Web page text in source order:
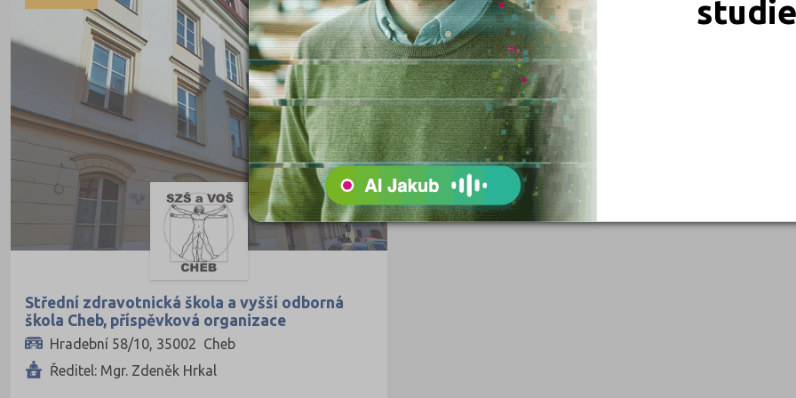
Blansko (1)
Brno-město (9)
Břeclav (1)
Česká Lípa (1)
České Budějovice (5)
Děčín (2)
Domažlice (1)
Pedagogické
Informatické
Grafické
Hotelnictví a cestovní ruch
Humanitní
Obchod, podnikání, služby
Právní
Sportovní
Technické
Střední zdravotnická škola a vyšší odborná
škola Cheb, příspěvková organizace
Hradební 58/10, 35002 Cheb
Ředitel: Mgr. Zdeněk Hrkal